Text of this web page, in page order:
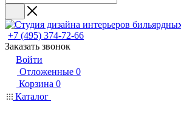
+7 (495) 374-72-66
Заказать звонок
Войти
Отложенные 0
Корзина 0
Каталог